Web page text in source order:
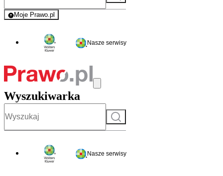
Moje Prawo.pl
- rejestracja i logowanie do serwisu
Nasze serwisy
Wyszukiwarka
Szukaj
Nasze serwisy